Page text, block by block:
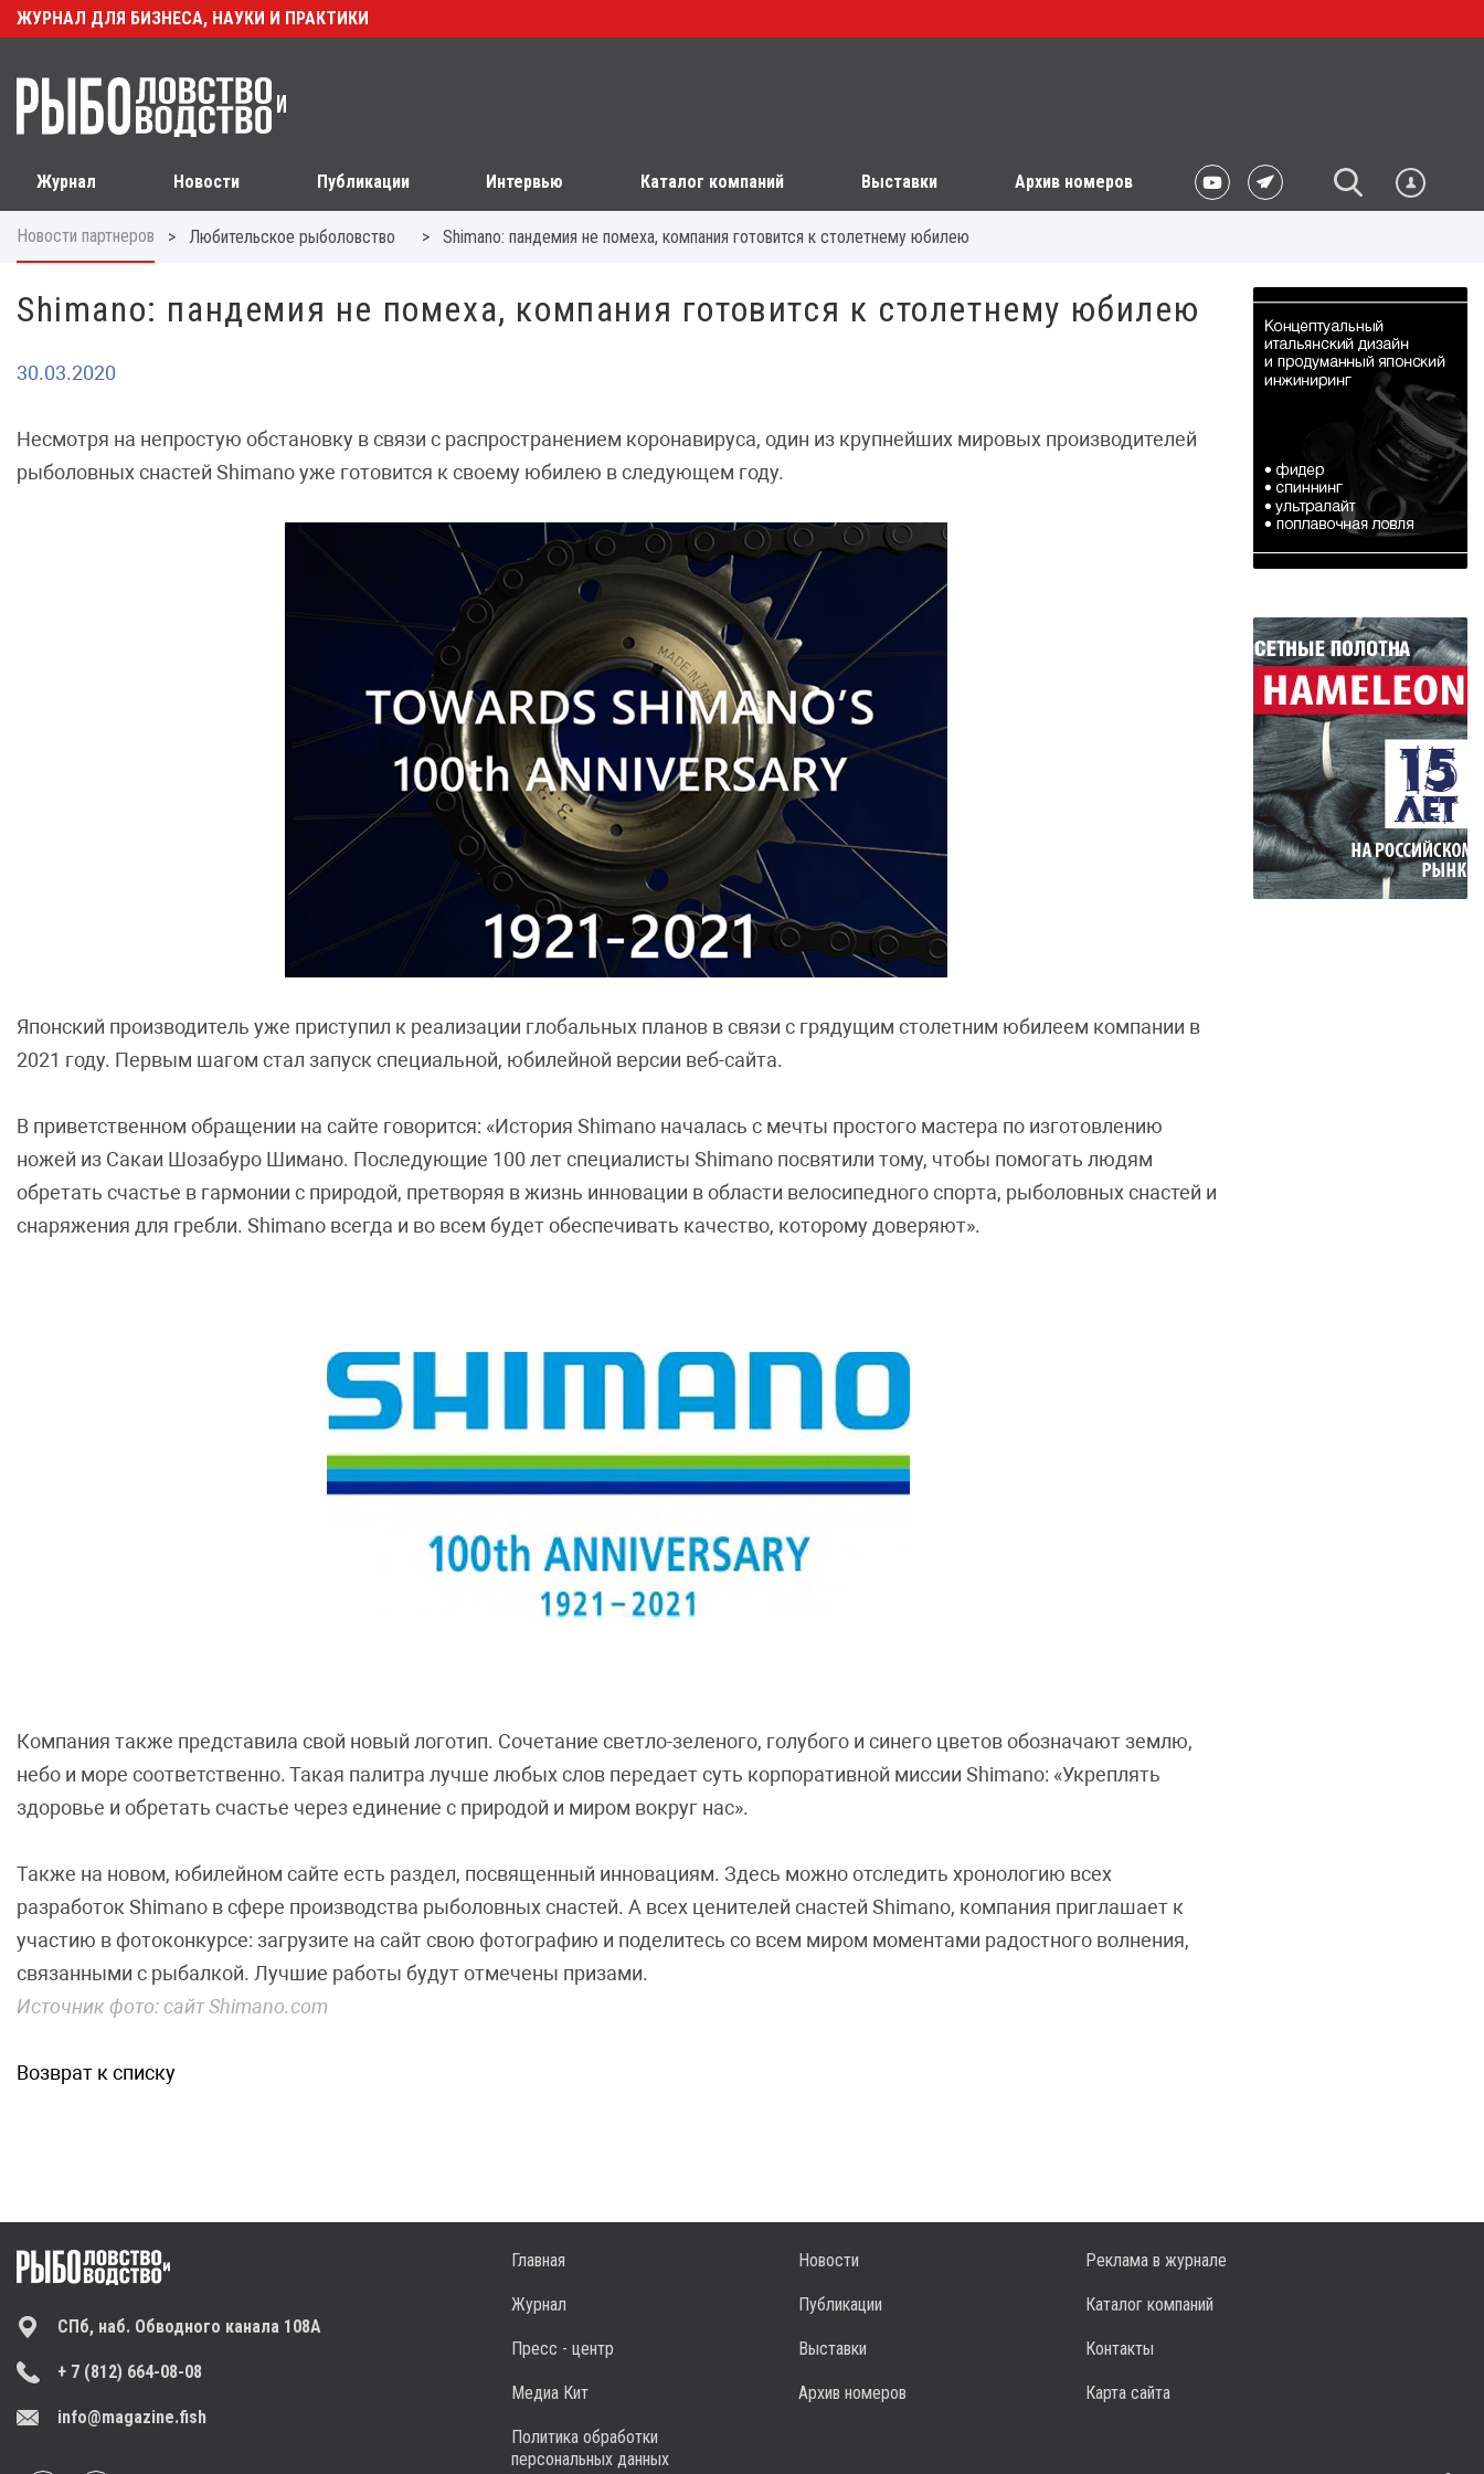
ЖУРНАЛ ДЛЯ БИЗНЕСА, НАУКИ И ПРАКТИКИ
Журнал Новости Публикации Интервью Каталог компаний Выставки Архив номеров
Новости партнеров > Любительское рыболовство > Shimano: пандемия не помеха, компания готовится к столетнему юбилею
Shimano: пандемия не помеха, компания готовится к столетнему юбилею
30.03.2020
Несмотря на непростую обстановку в связи с распространением коронавируса, один из крупнейших мировых производителей
рыболовных снастей Shimano уже готовится к своему юбилею в следующем году.
Японский производитель уже приступил к реализации глобальных планов в связи с грядущим столетним юбилеем компании в
2021 году. Первым шагом стал запуск специальной, юбилейной версии веб-сайта.
В приветственном обращении на сайте говорится: «История Shimano началась с мечты простого мастера по изготовлению
ножей из Сакаи Шозабуро Шимано. Последующие 100 лет специалисты Shimano посвятили тому, чтобы помогать людям
обретать счастье в гармонии с природой, претворяя в жизнь инновации в области велосипедного спорта, рыболовных снастей и
снаряжения для гребли. Shimano всегда и во всем будет обеспечивать качество, которому доверяют».
Компания также представила свой новый логотип. Сочетание светло-зеленого, голубого и синего цветов обозначают землю,
небо и море соответственно. Такая палитра лучше любых слов передает суть корпоративной миссии Shimano: «Укреплять
здоровье и обретать счастье через единение с природой и миром вокруг нас».
Также на новом, юбилейном сайте есть раздел, посвященный инновациям. Здесь можно отследить хронологию всех
разработок Shimano в сфере производства рыболовных снастей. А всех ценителей снастей Shimano, компания приглашает к
участию в фотоконкурсе: загрузите на сайт свою фотографию и поделитесь со всем миром моментами радостного волнения,
связанными с рыбалкой. Лучшие работы будут отмечены призами.
Источник фото: сайт Shimano.com
Возврат к списку
СПб, наб. Обводного канала 108А
+ 7 (812) 664-08-08
info@magazine.fish
Главная
Журнал
Пресс - центр
Медиа Кит
Политика обработки
персональных данных
Новости
Публикации
Выставки
Архив номеров
Реклама в журнале
Каталог компаний
Контакты
Карта сайта